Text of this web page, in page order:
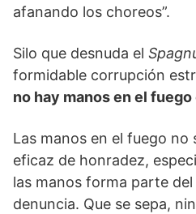
afanando los choreos”.
Silo que desnuda el
formidable corrupción
no hay manos en el
Las manos en el fuego
eficaz de honradez,
las manos forma parte
denuncia. Que se sepa,